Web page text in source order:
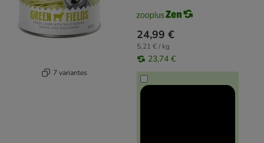
7 variantes
24,99 €
5,21 € / kg
23,74 €